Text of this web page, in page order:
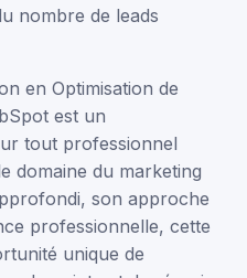
nombre de leads
en Optimisation de
est un
tout professionnel
domaine du marketing
son approche
professionnelle, cette
unique de